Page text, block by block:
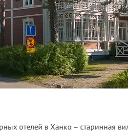
отелей в Ханко – старинная